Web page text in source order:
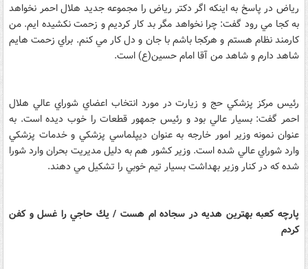
رياض در پاسخ به اينكه اگر دكتر رياض را مجموعه جديد هلال احمر نخواهد
به كجا مي رود گفت: چرا نخواهد مگر بد كار كرديم و زحمت نكشيده ايم. من
كارمند نظام هستم و هركجا باشم با جان و دل كار مي كنم. براي زحمت هايم
شاهد دارم و شاهد من آقا امام حسين(ع) است.
رئيس مركز پزشكي حج و زيارت در مورد انتخاب اعضاي شوراي عالي هلال
احمر گفت: بسيار عالي بود و رئيس جمهور قطعات را خوب ديده است. به
عنوان نمونه وزير امور خارجه به عنوان ديپلماسي پزشكي و خدمات پزشكي
وارد شوراي عالي شده است. وزير كشور هم به دليل مديريت بحران وارد شورا
شده كه در كنار وزير بهداشت بسيار تيم خوبي را تشكيل مي دهند.
پارچه كعبه بهترين هديه در سجاده ام هست / يك حاجي را غسل و كفن
كردم